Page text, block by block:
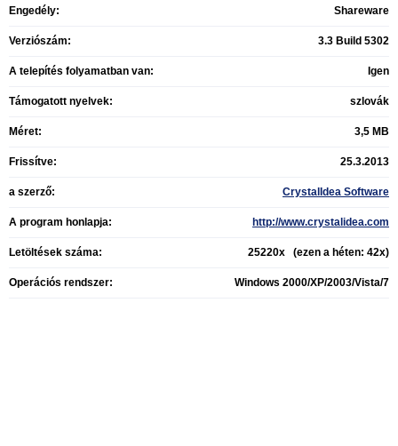
Engedély: Shareware
Verziószám: 3.3 Build 5302
A telepítés folyamatban van: Igen
Támogatott nyelvek: szlovák
Méret: 3,5 MB
Frissítve: 25.3.2013
a szerző: CrystalIdea Software
A program honlapja: http://www.crystalidea.com
Letöltések száma: 25220x (ezen a héten: 42x)
Operációs rendszer: Windows 2000/XP/2003/Vista/7